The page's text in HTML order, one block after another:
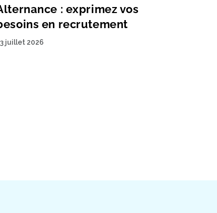
: exprimez vos
en recrutement
juillet 2026